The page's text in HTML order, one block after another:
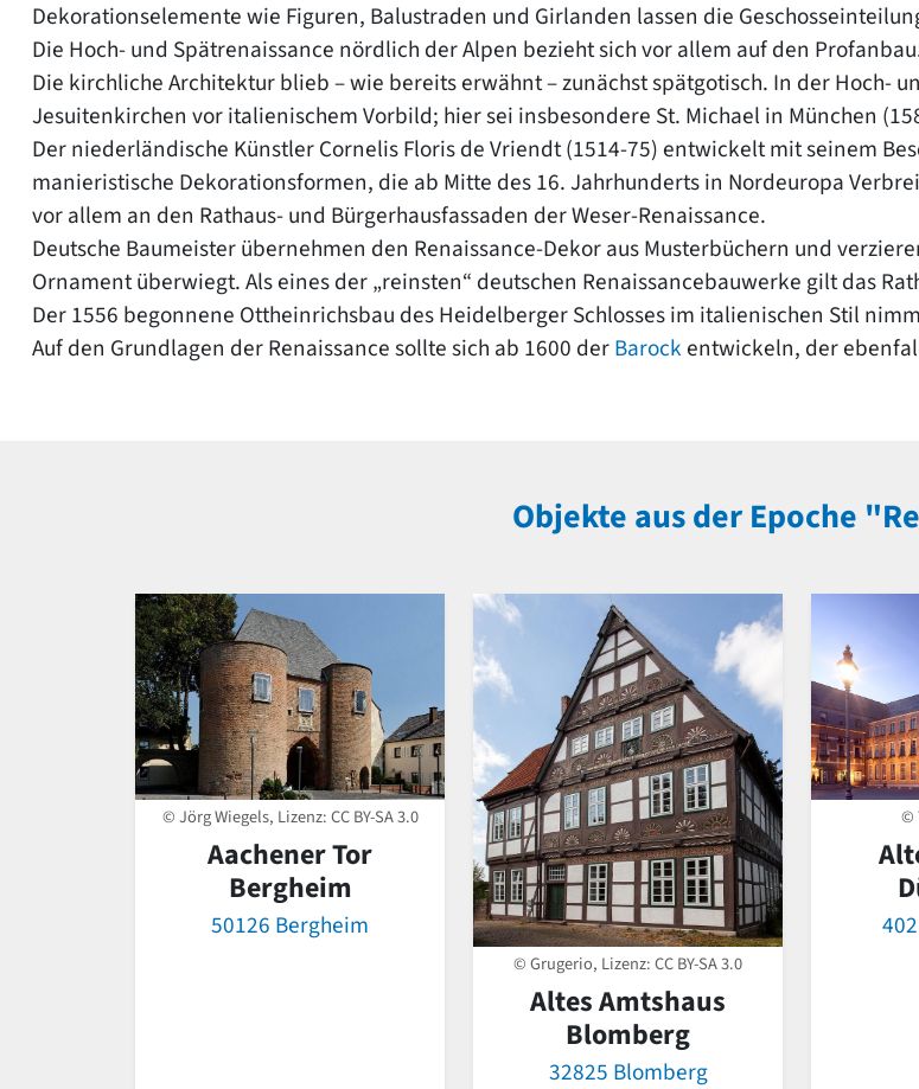
Dekorationselemente wie Figuren, Balustraden und Girlanden lassen die
Die Hoch- und Spätrenaissance nördlich der Alpen bezieht sich vor allem auf den
Die kirchliche Architektur blieb – wie bereits erwähnt – zunächst spätgotisch. In der Hoch-
Jesuitenkirchen vor italienischem Vorbild; hier sei insbesondere St. Michael in München
Der niederländische Künstler Cornelis Floris de Vriendt (1514-75) entwickelt mit seinem
manieristische Dekorationsformen, die ab Mitte des 16. Jahrhunderts in Nordeuropa
vor allem an den Rathaus- und Bürgerhausfassaden der Weser-Renaissance.
Deutsche Baumeister übernehmen den Renaissance-Dekor aus Musterbüchern und
Ornament überwiegt. Als eines der „reinsten“ deutschen Renaissancebauwerke gilt das
Der 1556 begonnene Ottheinrichsbau des Heidelberger Schlosses im italienischen Stil
Auf den Grundlagen der Renaissance sollte sich ab 1600 derBarockentwickeln, der
Objekte aus der Epoche
© Jörg Wiegels, Lizenz:CC BY-SA 3.0
Aachener Tor
Bergheim
50126 Bergheim
© Grugerio, Lizenz:CC BY-SA 3.0
Altes Amtshaus
Blomberg
32825 Blomberg
©